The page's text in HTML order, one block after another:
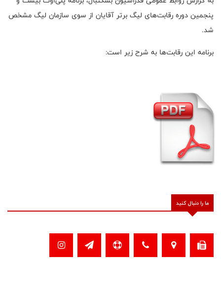
پنجمین دوره رقابت‌های لیگ برتر آقایان از سوی سازمان لیگ مشخص
شد.
برنامه این رقابت‌ها به شرح زیر است:
ما را دنبال کنید